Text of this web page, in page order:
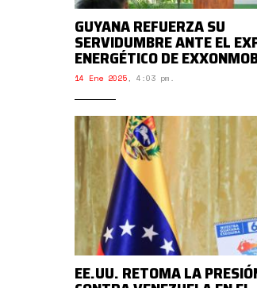
GUYANA REFUERZA SU
SERVIDUMBRE ANTE EL
ENERGÉTICO DE
14 Ene 2025, 4:03 pm.
EE.UU. RETOMA LA